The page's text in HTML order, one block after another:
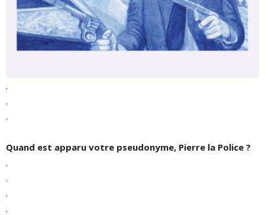
.
.
.
Quand est apparu votre pseudonyme, Pierre la Police ?
.
.
.
.